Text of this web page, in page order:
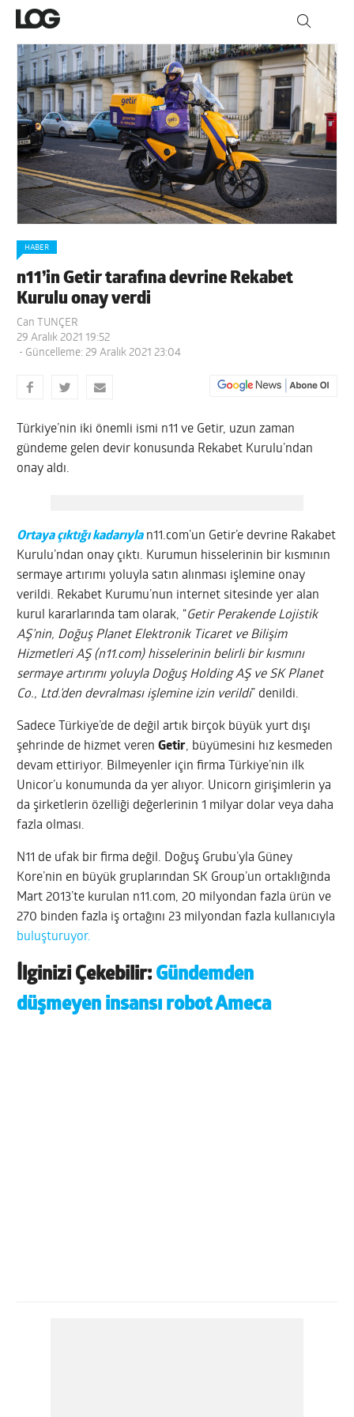
HABER
n11’in Getir tarafına devrine Rekabet
Kurulu onay verdi
Can TUNÇER
29 Aralık 2021 19:52
- Güncelleme: 29 Aralık 2021 23:04
Türkiye’nin iki önemli ismi n11 ve Getir, uzun zaman
gündeme gelen devir konusunda Rekabet Kurulu’ndan
onay aldı.
Ortaya çıktığı kadarıylan11.com’un Getir’e devrine Rakabet
Kurulu’ndan onay çıktı. Kurumun hisselerinin bir kısmının
sermaye artırımı yoluyla satın alınması işlemine onay
verildi. Rekabet Kurumu’nun internet sitesinde yer alan
kurul kararlarında tam olarak, “Getir Perakende Lojistik
AŞ’nin, Doğuş Planet Elektronik Ticaret ve Bilişim
Hizmetleri AŞ (n11.com) hisselerinin belirli bir kısmını
sermaye artırımı yoluyla Doğuş Holding AŞ ve SK Planet
Co., Ltd.’den devralması işlemine izin verildi” denildi.
Sadece Türkiye’de de değil artık birçok büyük yurt dışı
şehrinde de hizmet verenGetir, büyümesini hız kesmeden
devam ettiriyor. Bilmeyenler için firma Türkiye’nin ilk
Unicor’u konumunda da yer alıyor. Unicorn girişimlerin ya
da şirketlerin özelliği değerlerinin 1 milyar dolar veya daha
fazla olması.
N11 de ufak bir firma değil. Doğuş Grubu’yla Güney
Kore’nin en büyük gruplarından SK Group’un ortaklığında
Mart 2013’te kurulan n11.com, 20 milyondan fazla ürün ve
270 binden fazla iş ortağını 23 milyondan fazla kullanıcıyla
buluşturuyor.
İlginizi Çekebilir: Gündemden
düşmeyen insansı robot Ameca